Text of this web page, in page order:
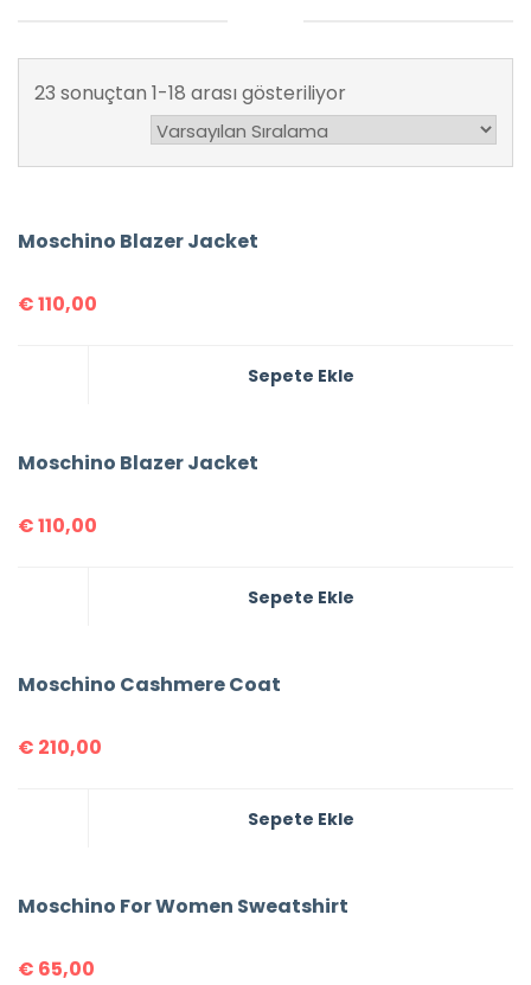
23 sonuçtan 1-18 arası gösteriliyor
Moschino Blazer Jacket
€110,00
Sepete Ekle
Moschino Blazer Jacket
€110,00
Sepete Ekle
Moschino Cashmere Coat
€ 210,00
Sepete Ekle
Moschino For Women Sweatshirt
€ 65,00